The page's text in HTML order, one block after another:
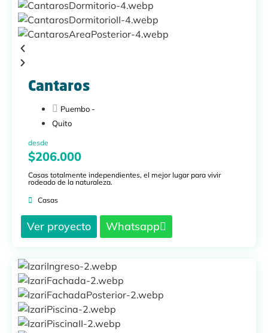
Cantaros
Puembo -
Quito
desde
$206.000
Casas totalmente independientes, el mejor lugar para vivir
rodeado de la naturaleza.
Casas
Ver proyecto Whatsapp